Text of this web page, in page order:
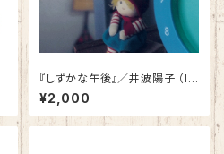
『しずかな午後』／井波陽子 （In
strumental）CD-R 【送料別】
¥2,000